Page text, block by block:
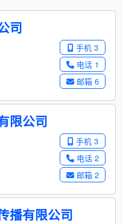
司
手机 3
电话 1
邮箱 6
限公司
手机 3
电话 2
邮箱 2
播有限公司